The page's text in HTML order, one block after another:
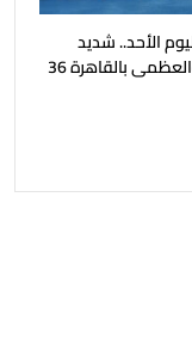
الأحد.. شديد
الحرارة والعظمى بالقاهرة 36